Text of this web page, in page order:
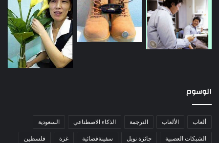
الوسوم
ألعاب الألعاب الترجمة الذكاء الاصطناعي السعودية
الشبكات العصبية جائزة نوبل سفينةفضائية غزة فلسطين